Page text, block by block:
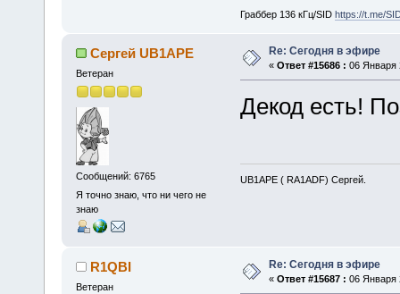
Граббер 136 кГц/SID https://t.me/
Сергей UB1APE
Ветеран
Сообщений: 6765
Я точно знаю, что ни чего не
знаю
Re: Сегодня в эфире
« Ответ #15686 : 06 Января
Декод есть!
UB1APE ( RA1ADF) Сергей.
R1QBI
Ветеран
Re: Сегодня в эфире
« Ответ #15687 : 06 Января